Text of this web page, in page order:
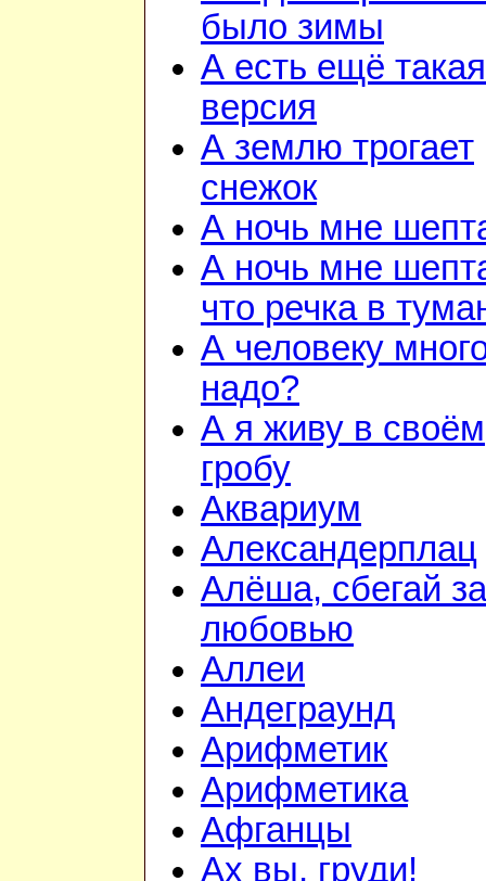
было зимы
А есть ещё такая
версия
А землю трогает
снежок
А ночь мне
А ночь мне
что речка в
А человеку
надо?
А я живу в своём
гробу
Аквариум
Александерплац
Алёша, сбегай за
любовью
Аллеи
Андеграунд
Арифметик
Арифметика
Афганцы
Ах вы, груди!